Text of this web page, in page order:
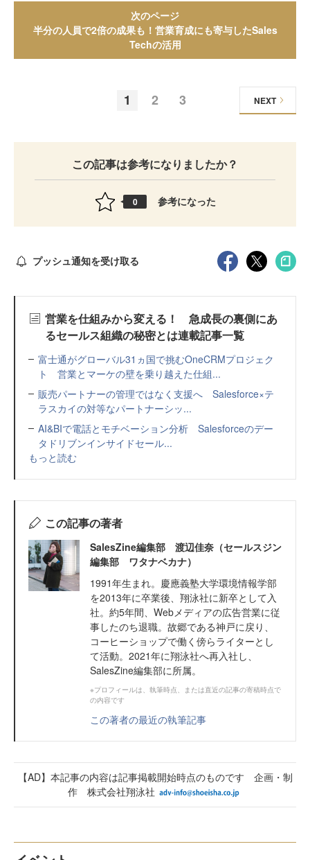
次のページ
半分の人員で2倍の成果も！営業育成にも寄与したSales
Techの活用
1 2 3 NEXT
この記事は参考になりましたか？
0 参考になった
プッシュ通知を受け取る
営業を仕組みから変える！ 急成長の裏側にあ
るセールス組織の秘密とは連載記事一覧
富士通がグローバル31ヵ国で挑むOneCRMプロジェク
ト 営業とマーケの壁を乗り越えた仕組...
販売パートナーの管理ではなく支援へ Salesforce×テ
ラスカイの対等なパートナーシッ...
AI&BIで電話とモチベーション分析 Salesforceのデー
タドリブンインサイドセール...
もっと読む
この記事の著者
SalesZine編集部 渡辺佳奈（セールスジン
編集部 ワタナベカナ）
1991年生まれ。慶應義塾大学環境情報学部
を2013年に卒業後、翔泳社に新卒として入
社。約5年間、Webメディアの広告営業に従
事したのち退職。故郷である神戸に戻り、
コーヒーショップで働く傍らライターとし
て活動。2021年に翔泳社へ再入社し、
SalesZine編集部に所属。
※プロフィールは、執筆時点、または直近の記事の寄稿時点で
の内容です
この著者の最近の執筆記事
【AD】本記事の内容は記事掲載開始時点のものです 企画・制
作 株式会社翔泳社